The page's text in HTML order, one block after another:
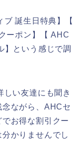
ブ 誕生日特典】【
ーポン】【 AHC
】という感じで調
い友達にも聞き
ながら、AHCセ
お得な割引クー
かりませんでし